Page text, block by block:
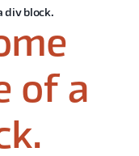
div block.
of a